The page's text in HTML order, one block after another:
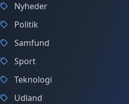
Nyheder
Politik
Samfund
Sport
Teknologi
Udland